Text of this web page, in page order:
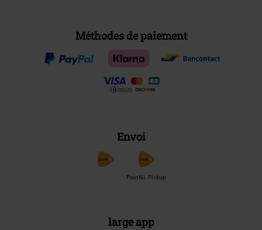
Méthodes de paiement
Envoi
PostNL Pickup
large app